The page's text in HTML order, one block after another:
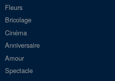
Fleurs
Bricolage
Cinéma
Anniversaire
Amour
Spectacle